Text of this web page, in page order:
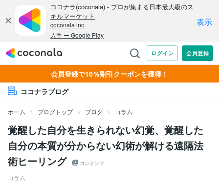
会員登録で10％割引クーポンを獲得！
ココナラブログ
ホーム ブログトップ ブログ コラム
覚醒した自分を生きられない幻覚、覚醒した
自分の本質が分からない幻術が解ける遠隔法
術ヒーリング
コンテンツ
コラム